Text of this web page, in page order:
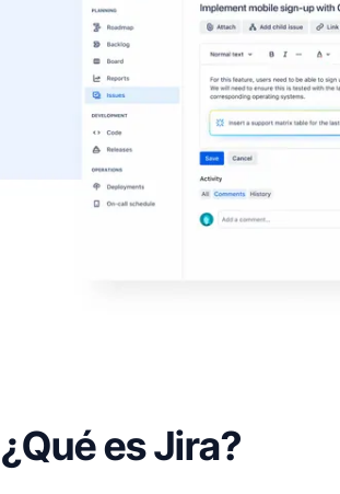
¿Qué es Jira?